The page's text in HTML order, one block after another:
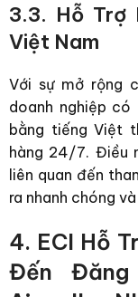
3.3. Hỗ Trợ
Việt Nam
Với sự mở rộng
doanh nghiệp
bằng tiếng Việt
hàng 24/7. Điều
liên quan đến
ra nhanh chóng
4. ECI Hỗ
Đến Đăng